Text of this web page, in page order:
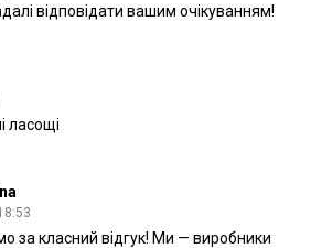
відповідати вашим очікуванням!
ласощі
за класний відгук! Ми — виробники